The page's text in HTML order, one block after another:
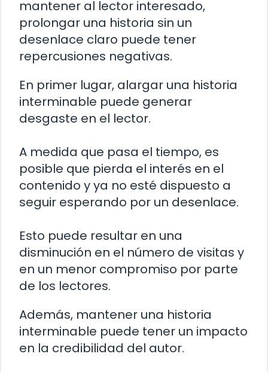
mantener al lector interesado,
prolongar una historia sin un
desenlace claro puede tener
repercusiones negativas.
En primer lugar, alargar una historia
interminable puede generar
desgaste en el lector.
A medida que pasa el tiempo, es
posible que pierda el interés en el
contenido y ya no esté dispuesto a
seguir esperando por un desenlace.
Esto puede resultar en una
disminución en el número de visitas y
en un menor compromiso por parte
de los lectores.
Además, mantener una historia
interminable puede tener un impacto
en la credibilidad del autor.